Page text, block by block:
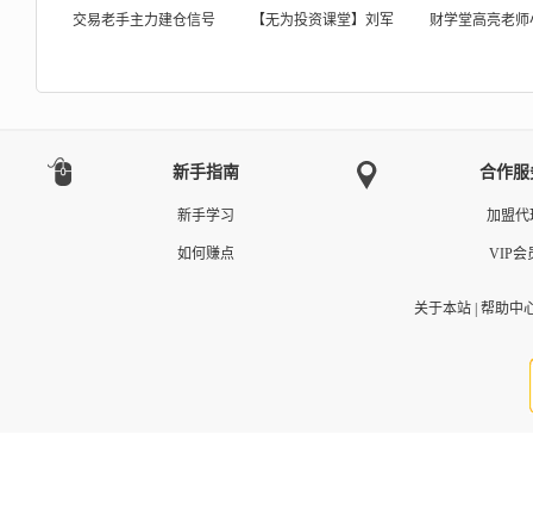
交易老手主力建仓信号 【无为投资课堂】刘军 财学堂高亮老师
新手指南
新手学习
如何赚点
合作服
加盟代
VIP会
关于本站| 帮助中